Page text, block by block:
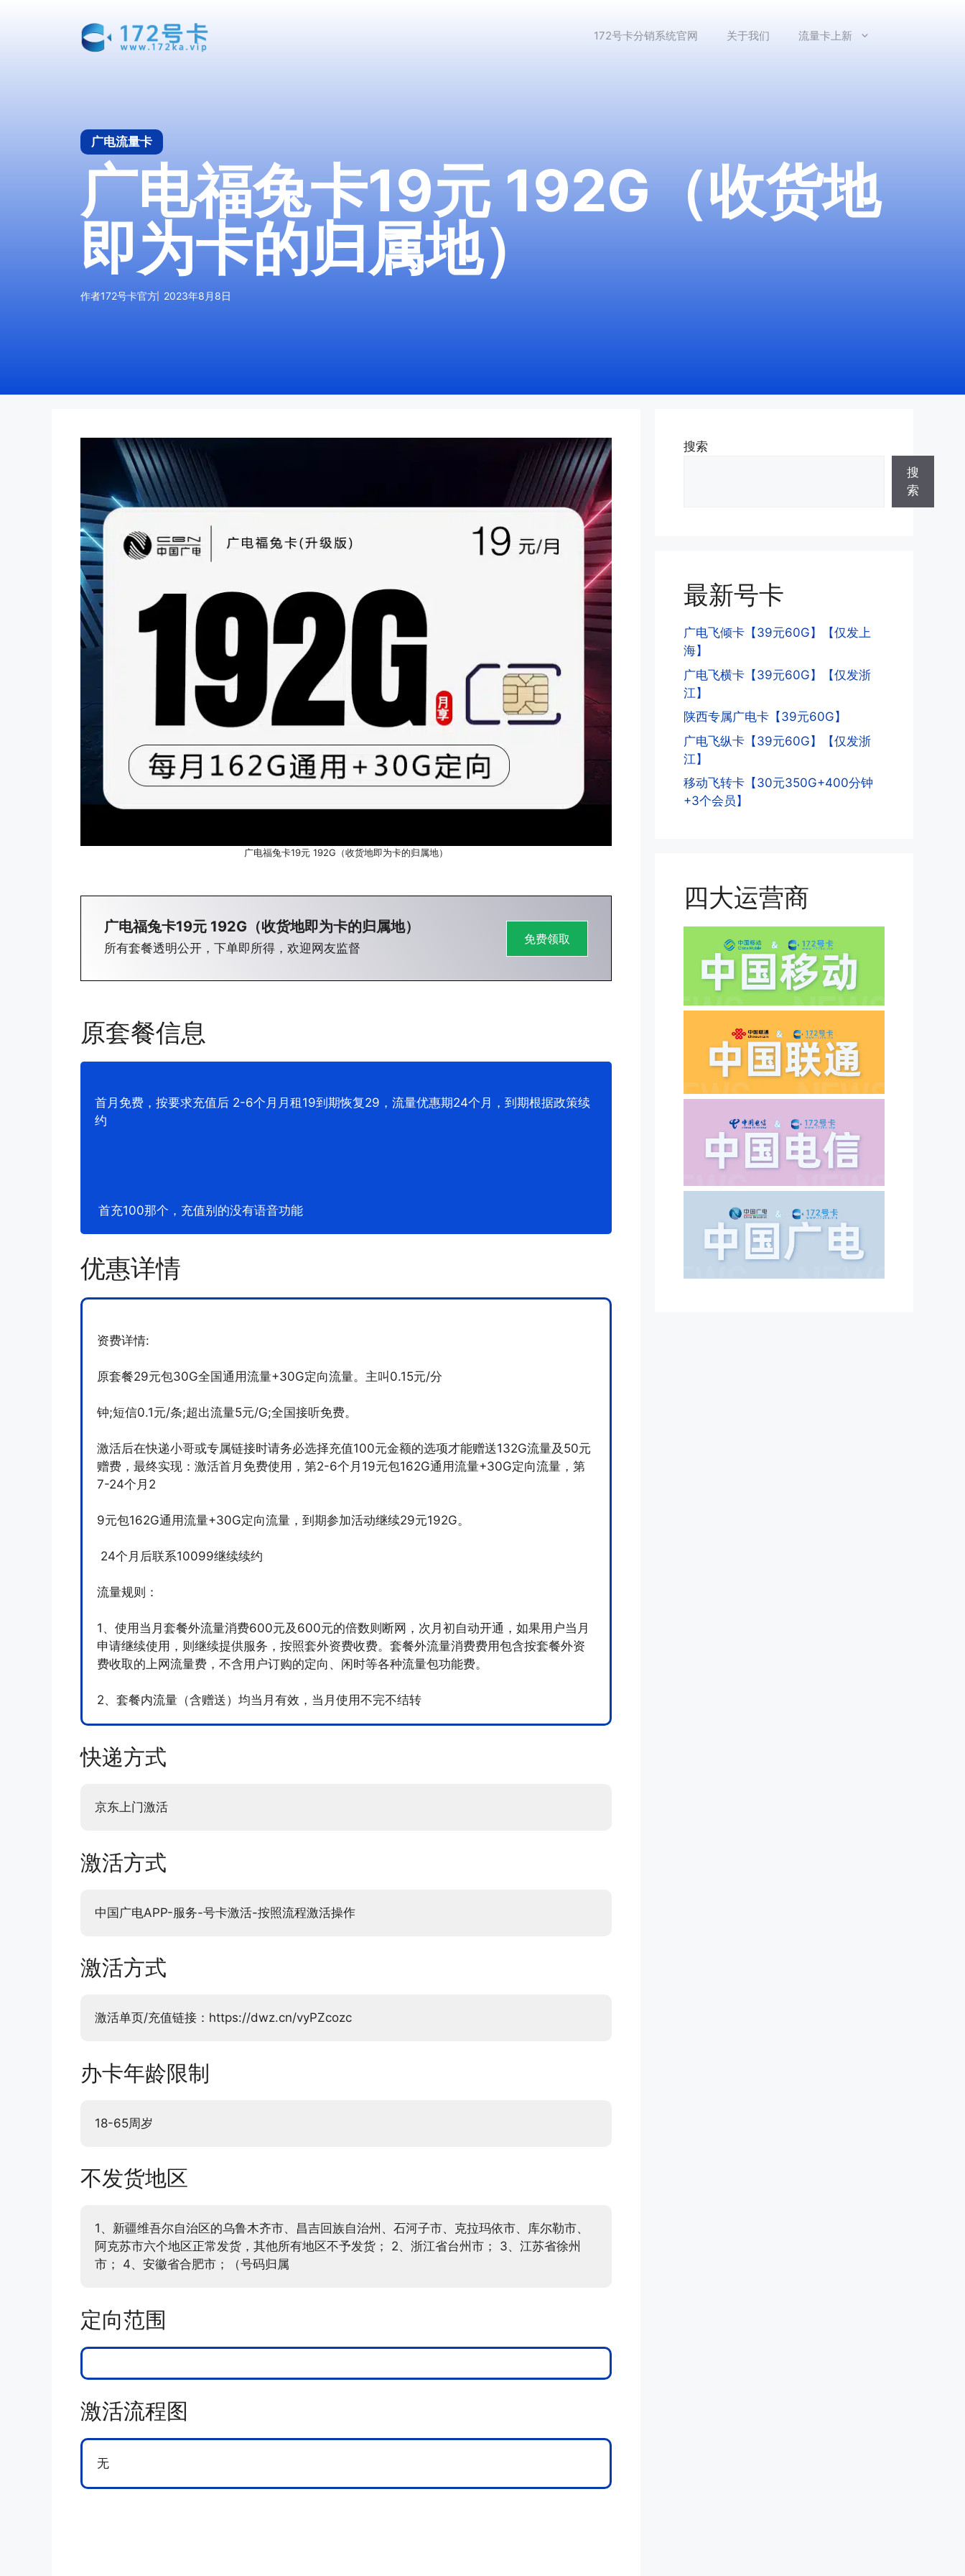
172号卡分销系统官网 关于我们 流量卡上新
广电流量卡
广电福兔卡19元 192G（收货地
即为卡的归属地）
作者172号卡官方 2023年8月8日
广电福兔卡19元 192G（收货地即为卡的归属地）
广电福兔卡19元 192G（收货地即为卡的归属地）
所有套餐透明公开，下单即所得，欢迎网友监督
免费领取
原套餐信息
首月免费，按要求充值后 2-6个月月租19到期恢复29，流量优惠期24个月，到期根据政策续
约
首充100那个，充值别的没有语音功能
优惠详情
资费详情:
原套餐29元包30G全国通用流量+30G定向流量。主叫0.15元/分
钟;短信0.1元/条;超出流量5元/G;全国接听免费。
激活后在快递小哥或专属链接时请务必选择充值100元金额的选项才能赠送132G流量及50元
赠费，最终实现：激活首月免费使用，第2-6个月19元包162G通用流量+30G定向流量，第
7-24个月2
9元包162G通用流量+30G定向流量，到期参加活动继续29元192G。
24个月后联系10099继续续约
流量规则：
1、使用当月套餐外流量消费600元及600元的倍数则断网，次月初自动开通，如果用户当月
申请继续使用，则继续提供服务，按照套外资费收费。套餐外流量消费费用包含按套餐外资
费收取的上网流量费，不含用户订购的定向、闲时等各种流量包功能费。
2、套餐内流量（含赠送）均当月有效，当月使用不完不结转
快递方式
京东上门激活
激活方式
中国广电APP-服务-号卡激活-按照流程激活操作
激活方式
激活单页/充值链接：https://dwz.cn/vyPZcozc
办卡年龄限制
18-65周岁
不发货地区
1、新疆维吾尔自治区的乌鲁木齐市、昌吉回族自治州、石河子市、克拉玛依市、库尔勒市、
阿克苏市六个地区正常发货，其他所有地区不予发货； 2、浙江省台州市； 3、江苏省徐州
市； 4、安徽省合肥市；（号码归属
定向范围
激活流程图
无
搜索
搜
索
最新号卡
广电飞倾卡【39元60G】【仅发上
海】
广电飞横卡【39元60G】【仅发浙
江】
陕西专属广电卡【39元60G】
广电飞纵卡【39元60G】【仅发浙
江】
移动飞转卡【30元350G+400分钟
+3个会员】
四大运营商